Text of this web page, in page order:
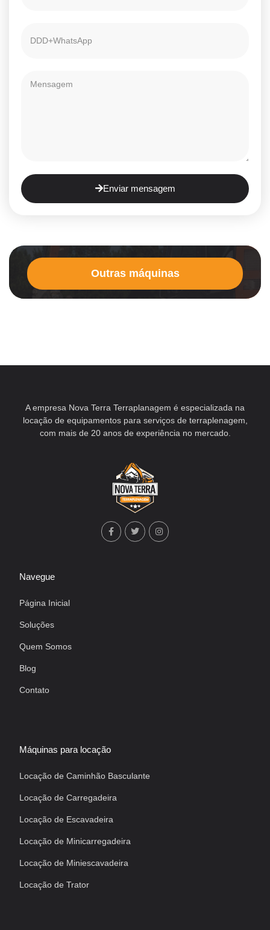
Enviar mensagem
Outras máquinas
A empresa Nova Terra Terraplanagem é especializada na
locação de equipamentos para serviços de terraplenagem,
com mais de 20 anos de experiência no mercado.
Navegue
Página Inicial
Soluções
Quem Somos
Blog
Contato
Máquinas para locação
Locação de Caminhão Basculante
Locação de Carregadeira
Locação de Escavadeira
Locação de Minicarregadeira
Locação de Miniescavadeira
Locação de Trator